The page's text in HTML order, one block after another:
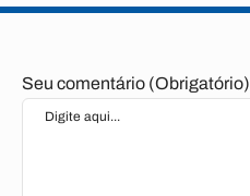
Seu comentário (Obrigatório)